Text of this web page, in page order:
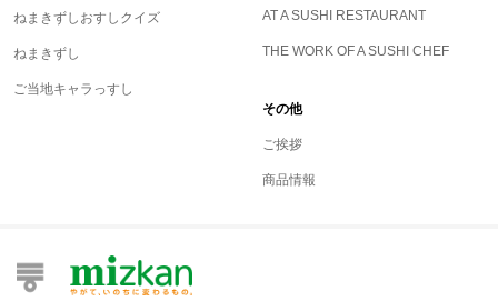
ねまきずしおすしクイズ
ねまきずし
ご当地キャラっすし
AT A SUSHI RESTAURANT
THE WORK OF A SUSHI CHEF
その他
ご挨拶
商品情報